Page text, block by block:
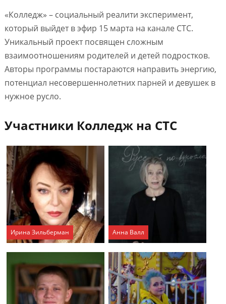
«Колледж» – социальный реалити эксперимент,
который выйдет в эфир 15 марта на канале СТС.
Уникальный проект посвящен сложным
взаимоотношениям родителей и детей подростков.
Авторы программы постараются направить энергию,
потенциал несовершеннолетних парней и девушек в
нужное русло.
Участники Колледж на СТС
Ирина Зильберман Анна Валл